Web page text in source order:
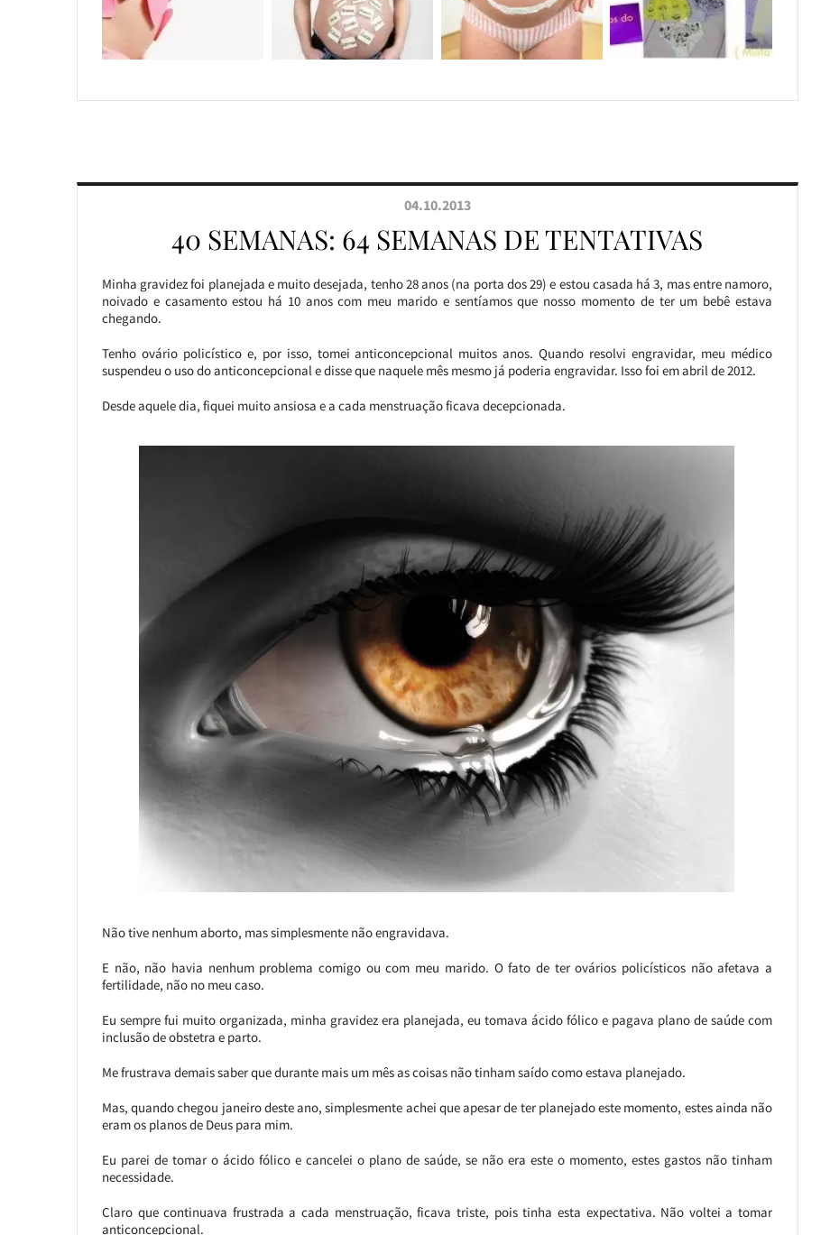
04.10.2013
40 SEMANAS: 64 SEMANAS DE TENTATIVAS
Minha gravidez foi planejada e muito desejada, tenho 28 anos (na porta dos 29) e estou casada há 3, mas entre namoro,
noivado e casamento estou há 10 anos com meu marido e sentíamos que nosso momento de ter um bebê estava
chegando.
Tenho ovário policístico e, por isso, tomei anticoncepcional muitos anos. Quando resolvi engravidar, meu médico
suspendeu o uso do anticoncepcional e disse que naquele mês mesmo já poderia engravidar. Isso foi em abril de 2012.
Desde aquele dia, fiquei muito ansiosa e a cada menstruação ficava decepcionada.
Não tive nenhum aborto, mas simplesmente não engravidava.
E não, não havia nenhum problema comigo ou com meu marido. O fato de ter ovários policísticos não afetava a
fertilidade, não no meu caso.
Eu sempre fui muito organizada, minha gravidez era planejada, eu tomava ácido fólico e pagava plano de saúde com
inclusão de obstetra e parto.
Me frustrava demais saber que durante mais um mês as coisas não tinham saído como estava planejado.
Mas, quando chegou janeiro deste ano, simplesmente achei que apesar de ter planejado este momento, estes ainda não
eram os planos de Deus para mim.
Eu parei de tomar o ácido fólico e cancelei o plano de saúde, se não era este o momento, estes gastos não tinham
necessidade.
Claro que continuava frustrada a cada menstruação, ficava triste, pois tinha esta expectativa. Não voltei a tomar
anticoncepcional.